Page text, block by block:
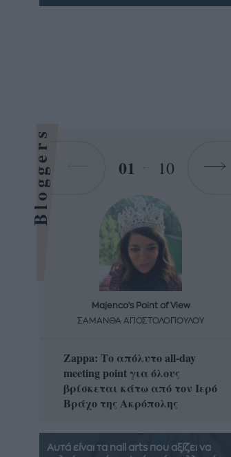
Bloggers 01 10
Majenco's Point of View
ΣΑΜΑΝΘΑ ΑΠΟΣΤΟΛΟΠΟΥΛΟΥ
Zappa: Το απόλυτο all-day
meeting point για όλους
βρίσκεται κάτω από τον Ιερό
Βράχο της Ακρόπολης
Αυτά είναι τα nail arts που αξίζει να